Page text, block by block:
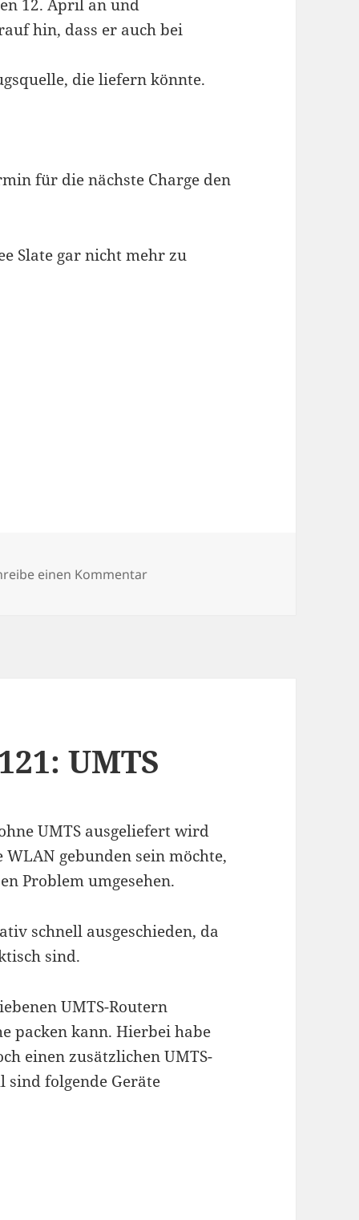
12. April an und
hin, dass er auch bei
die liefern könnte.
für die nächste Charge den
Slate gar nicht mehr zu
einen Kommentarzu Asus EP 121: Bezugsquellen
UMTS
UMTS ausgeliefert wird
gebunden sein möchte,
Problem umgesehen.
schnell ausgeschieden, da
sind.
UMTS-Routern
packen kann. Hierbei habe
einen zusätzlichen UMTS-
sind folgende Geräte